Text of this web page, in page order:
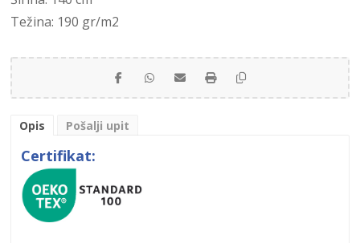
Težina: 190 gr/m2
Opis Pošalji upit
Certifikat: